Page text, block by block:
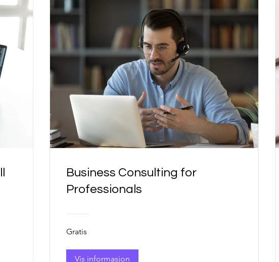
Business Consulting for
Professionals
Gratis
Vis informasjon